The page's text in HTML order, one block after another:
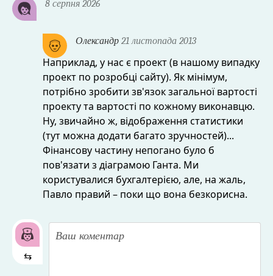
8 серпня 2026
Олександр 21 листопада 2013
Наприклад, у нас є проект (в нашому випадку
проект по розробці сайту). Як мінімум,
потрібно зробити зв'язок загальної вартості
проекту та вартості по кожному виконавцю.
Ну, звичайно ж, відображення статистики
(тут можна додати багато зручностей)...
Фінансову частину непогано було б
пов'язати з діаграмою Ганта. Ми
користувалися бухгалтерією, але, на жаль,
Павло правий – поки що вона безкорисна.
⇆